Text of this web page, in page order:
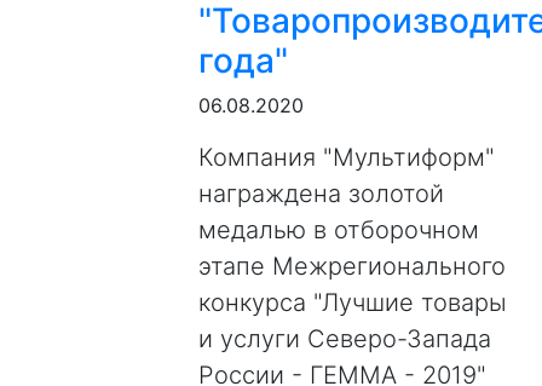
года"
06.08.2020
Компания "Мультиформ"
награждена золотой
медалью в отборочном
этапе Межрегионального
конкурса "Лучшие товары
и услуги Северо-Запада
России - ГЕММА - 2019"